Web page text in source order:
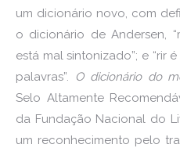
um dicionário novo, com
o dicionário de Andersen,
está mal sintonizado”; e “rir
palavras”.
O dicionário do
Selo Altamente
da Fundação Nacional do
um reconhecimento pelo